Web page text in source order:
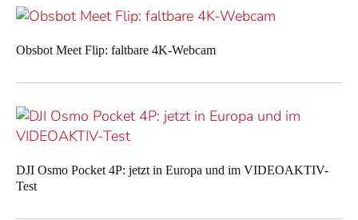
Obsbot Meet Flip: faltbare 4K-Webcam
DJI Osmo Pocket 4P: jetzt in Europa und im VIDEOAKTIV-
Test